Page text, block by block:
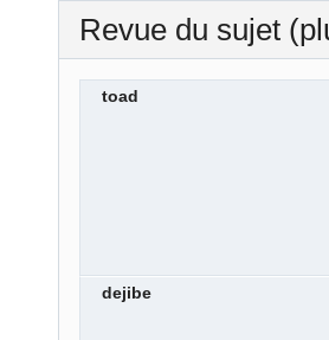
Revue du sujet
toad
dejibe